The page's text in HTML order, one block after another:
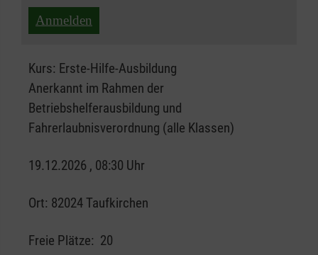
Anmelden
Kurs: Erste-Hilfe-Ausbildung
Anerkannt im Rahmen der
Betriebshelferausbildung und
Fahrerlaubnisverordnung (alle Klassen)
19.12.2026 , 08:30 Uhr
Ort: 82024 Taufkirchen
Freie Plätze: 20